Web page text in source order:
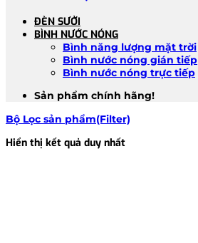
ĐÈN SƯỞI
BÌNH NƯỚC NÓNG
Bình năng lượng mặt trời
Bình nước nóng gián tiếp
Bình nước nóng trực tiếp
Sản phẩm chính hãng!
Bộ Lọc sản phẩm(Filter)
Hiển thị kết quả duy nhất